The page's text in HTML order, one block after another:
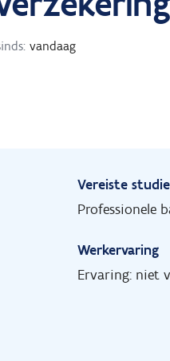
vandaag
Vereiste
Professionele
Werkervaring
Ervaring: niet